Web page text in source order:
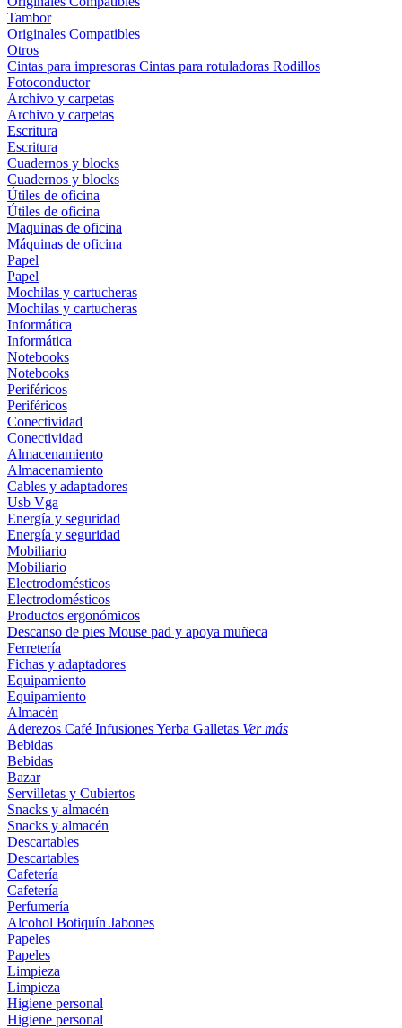
Tambor
Originales Compatibles
Otros
Cintas para impresoras Cintas para rotuladoras Rodillos
Fotoconductor
Archivo y carpetas
Archivo y carpetas
Escritura
Escritura
Cuadernos y blocks
Cuadernos y blocks
Útiles de oficina
Útiles de oficina
Maquinas de oficina
Máquinas de oficina
Papel
Papel
Mochilas y cartucheras
Mochilas y cartucheras
Informática
Informática
Notebooks
Notebooks
Periféricos
Periféricos
Conectividad
Conectividad
Almacenamiento
Almacenamiento
Cables y adaptadores
Usb Vga
Energía y seguridad
Energía y seguridad
Mobiliario
Mobiliario
Electrodomésticos
Electrodomésticos
Productos ergonómicos
Descanso de pies Mouse pad y apoya muñeca
Ferretería
Fichas y adaptadores
Equipamiento
Equipamiento
Almacén
Aderezos Café InfusionesYerba Galletas Ver más
Bebidas
Bebidas
Bazar
Servilletas y Cubiertos
Snacks y almacén
Snacks y almacén
Descartables
Descartables
Cafetería
Cafetería
Perfumería
Alcohol Botiquín Jabones
Papeles
Papeles
Limpieza
Limpieza
Higiene personal
Higiene personal